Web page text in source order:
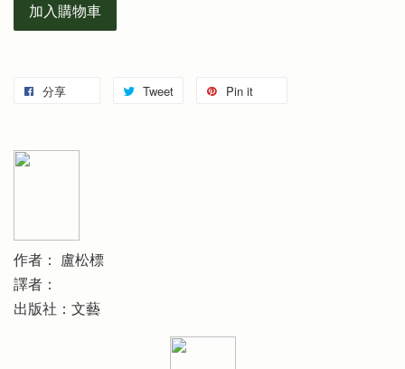
加入購物車
分享 Tweet Pin it
作者： 盧松標
譯者：
出版社：文藝